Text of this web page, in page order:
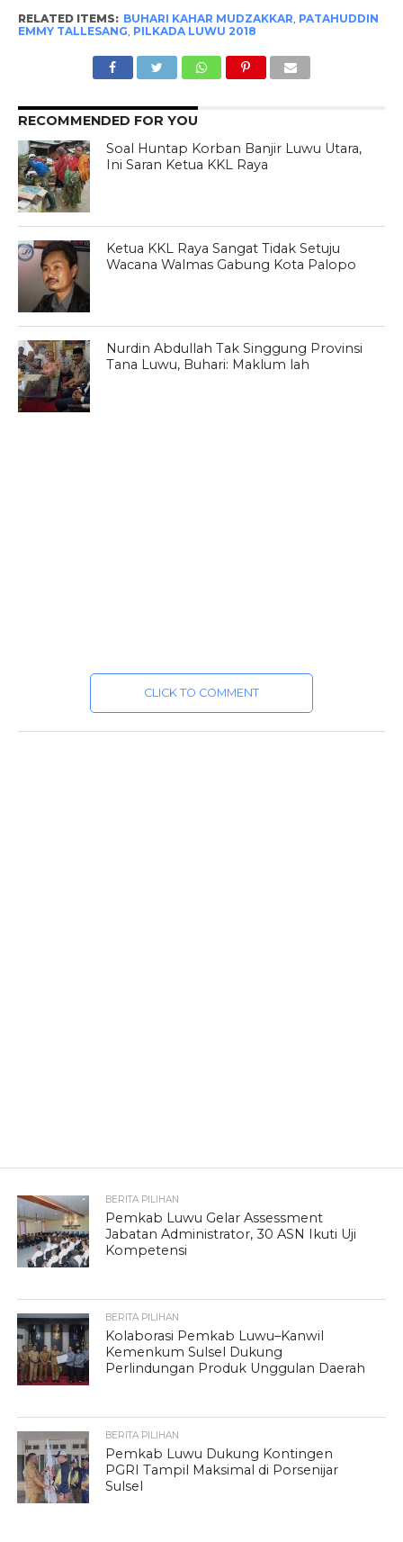
RELATED ITEMS: BUHARI KAHAR MUDZAKKAR, PATAHUDDIN
EMMY TALLESANG, PILKADA LUWU 2018
RECOMMENDED FOR YOU
Soal Huntap Korban Banjir Luwu Utara,
Ini Saran Ketua KKL Raya
Ketua KKL Raya Sangat Tidak Setuju
Wacana Walmas Gabung Kota Palopo
Nurdin Abdullah Tak Singgung Provinsi
Tana Luwu, Buhari: Maklum lah
CLICK TO COMMENT
BERITA PILIHAN
Pemkab Luwu Gelar Assessment
Jabatan Administrator, 30 ASN Ikuti Uji
Kompetensi
BERITA PILIHAN
Kolaborasi Pemkab Luwu–Kanwil
Kemenkum Sulsel Dukung
Perlindungan Produk Unggulan Daerah
BERITA PILIHAN
Pemkab Luwu Dukung Kontingen
PGRI Tampil Maksimal di Porsenijar
Sulsel